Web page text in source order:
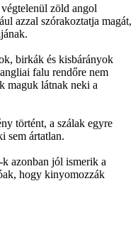
zöld angol
azzal szórakoztatja magát,
birkák és kisbárányok
falu rendőre nem
maguk látnak neki a
történt, a szálak egyre
sem ártatlan.
azonban jól ismerik a
hogy kinyomozzák